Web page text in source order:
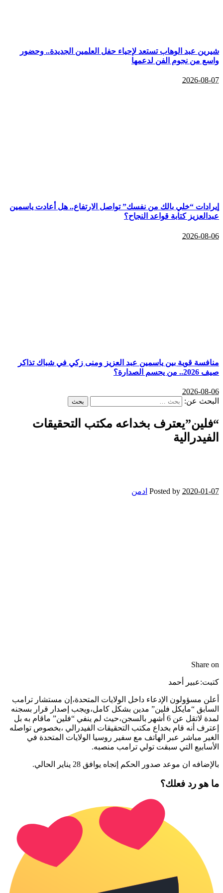
عبد الوهاب تستعد لإحياء حفل العلمين الجديدة.. وحضور
من نجوم الفن لدعمها
2026-
“خلي بالك من نفسك” تواصل الارتفاع.. هل أعادت ياسمين
كتابة قواعد النجاح؟
2026-
قوية بين ياسمين عبد العزيز ومنى زكي في شباك تذاكر
الصدارة؟
2026-
عن:
بخداعه مكتب التحقيقات
2020-
Posted by ادمن
أحمد
مسؤولون الإدعاء داخل الولايات المتحدة،إن مستشار ترامب
“مايكل فلين” مدين بشكل كامل،ويجب إصدار قرار بسجنه
لمدة لاتقل عن 6 أشهر بالسجن،حيث لم ينفي “فلين” ماقام به بل
أنه قام بخداع مكتب التحقيقات الفيدرالي ،بخصوص تواصله
مباشر عبر الهاتف مع سفير روسيا الولايات المتحدة في
التي سبقت تولي ترامب منصبه.
ان موعد صدور الحكم إتجاه يوافق 28 يناير الحالي.
رد فعلك؟